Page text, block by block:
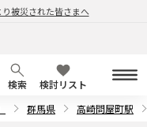
被災された皆さまへ
検索
検討リスト
群馬県 高崎問屋町駅